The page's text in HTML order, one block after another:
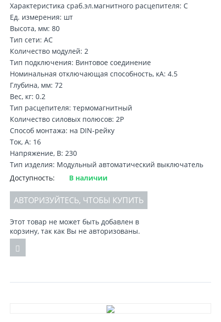
Характеристика сраб.эл.магнитного расцепителя: C
Ед. измерения: шт
Высота, мм: 80
Тип сети: AC
Количество модулей: 2
Тип подключения: Винтовое соединение
Номинальная отключающая способность, кA: 4.5
Глубина, мм: 72
Вес, кг: 0.2
Тип расцепителя: термомагнитный
Количество силовых полюсов: 2P
Способ монтажа: на DIN-рейку
Ток, А: 16
Напряжение, В: 230
Тип изделия: Модульный автоматический выключатель
Доступность:
В наличии
АВТОРИЗУЙТЕСЬ, ЧТОБЫ КУПИТЬ
Этот товар не может быть добавлен в
корзину, так как Вы не авторизованы.